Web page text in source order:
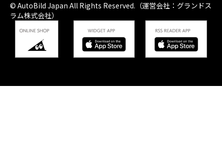
© AutoBild Japan All Rights Reserved.（運営会社：グランドス
ラム株式会社）